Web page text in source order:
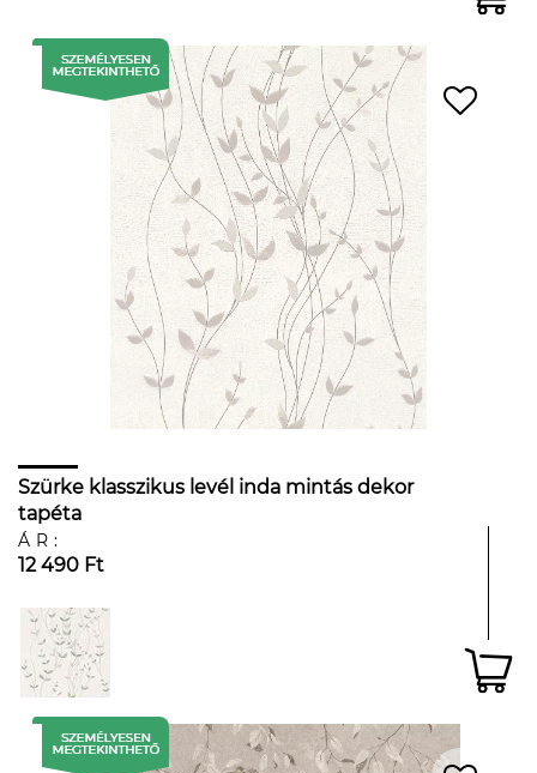
Szürke klasszikus levél inda mintás dekor
tapéta
ÁR:
12 490 Ft